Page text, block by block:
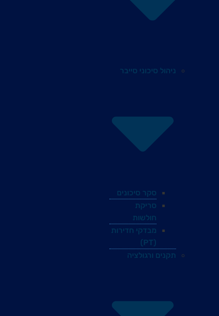
ניהול סיכוני סייבר
סקר סיכונים
סריקת
חולשות
מבדקי חדירות
(PT)
תקנים ורגולציה